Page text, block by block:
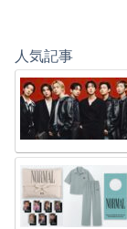
人気記事